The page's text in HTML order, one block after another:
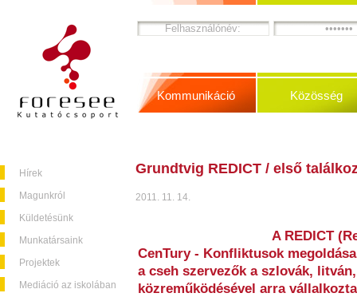
Hírek
Magunkról
Küldetésünk
Munkatársaink
Projektek
Mediáció az iskolában
Kommunikáció Közösség
Grundtvig REDICT / első
2011. 11. 14.
A REDICT
CenTury - Konfliktusok
a cseh szervezők a szlovák,
közreműködésével arra